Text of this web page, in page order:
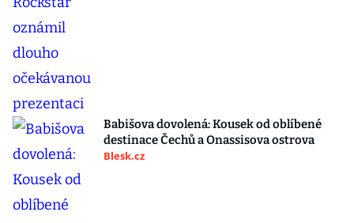
Babišova dovolená: Kousek od oblíbené
destinace Čechů a Onassisova ostrova
Blesk.cz